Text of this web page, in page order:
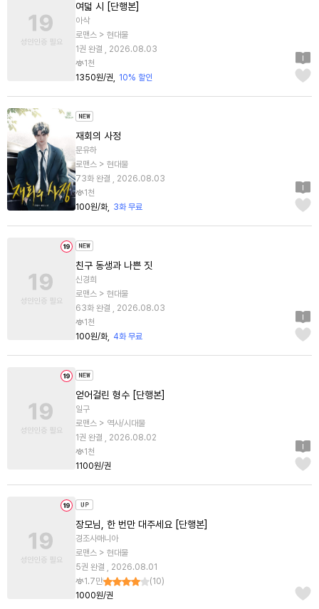
여덟 시 [단행본]
아삭
로맨스 > 현대물
1권 완결 , 2026.08.03
1천
1350원/권
10% 할인
재회의 사정
문유하
로맨스 > 현대물
73화 완결 , 2026.08.03
1천
100원/화
3화 무료
친구 동생과 나쁜 짓
신경희
로맨스 > 현대물
63화 완결 , 2026.08.03
1천
100원/화
4화 무료
얻어걸린 형수 [단행본]
일구
로맨스 > 역사/시대물
1권 완결 , 2026.08.02
1천
1100원/권
장모님, 한 번만 대주세요 [단행본]
경조사매니아
로맨스 > 현대물
5권 완결 , 2026.08.01
1.7만
(10)
1000원/권